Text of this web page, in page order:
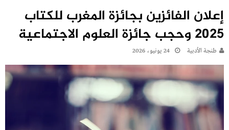
إعلان الفائزين بجائزة المغرب للكتاب
2025 وحجب جائزة العلوم الاجتماعية
طنجة الأدبية 24 يونيو، 2026